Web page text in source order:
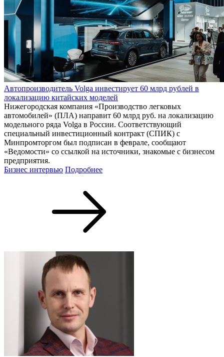
Автопроизводитель Volga инвестирует 60 млрд рублей в
локализацию китайских моделей
Нижегородская компания «Производство легковых
автомобилей» (ПЛА) направит 60 млрд руб. на локализацию
модельного ряда Volga в России. Соответствующий
специальный инвестиционный контракт (СПИК) с
Минпромторгом был подписан в феврале, сообщают
«Ведомости» со ссылкой на источники, знакомые с бизнесом
предприятия.
Бизнес интервью Подробнее